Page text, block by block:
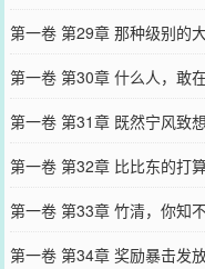
第一卷 第29章 那种级别的
第一卷 第30章 什么人，敢
第一卷 第31章 既然宁风致
第一卷 第32章 比比东的打算
第一卷 第33章 竹清，你知
第一卷 第34章 奖励暴击